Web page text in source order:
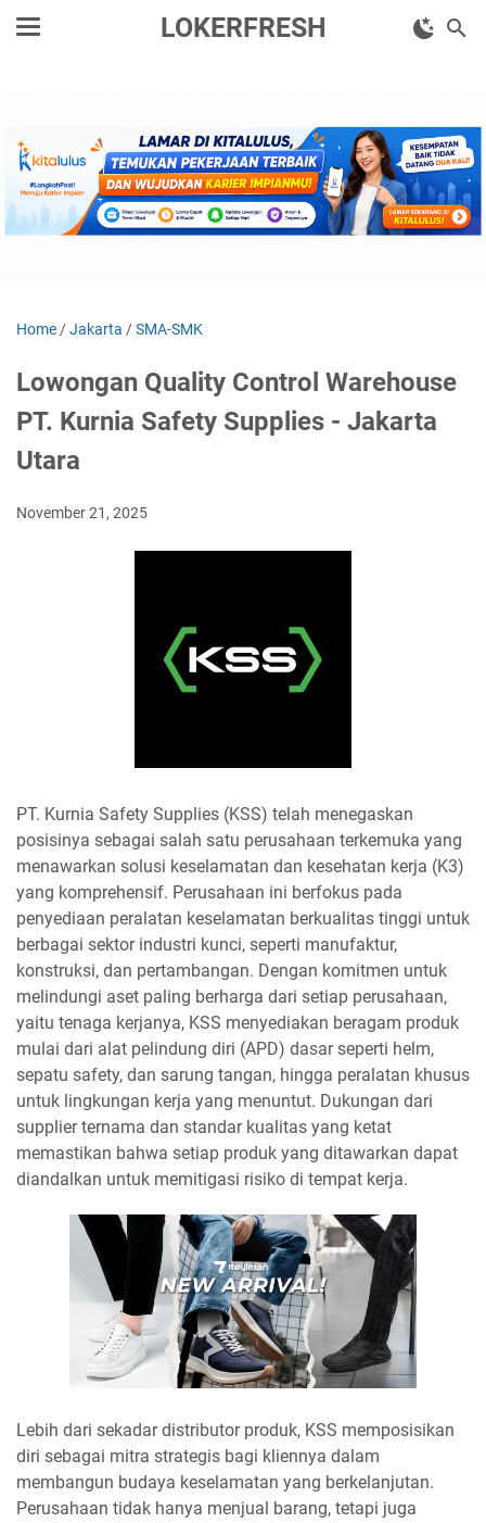
LOKERFRESH
Home /Jakarta /SMA-SMK
Lowongan Quality Control Warehouse
PT. Kurnia Safety Supplies - Jakarta
Utara
November 21, 2025
PT. Kurnia Safety Supplies (KSS) telah menegaskan
posisinya sebagai salah satu perusahaan terkemuka yang
menawarkan solusi keselamatan dan kesehatan kerja (K3)
yang komprehensif. Perusahaan ini berfokus pada
penyediaan peralatan keselamatan berkualitas tinggi untuk
berbagai sektor industri kunci, seperti manufaktur,
konstruksi, dan pertambangan. Dengan komitmen untuk
melindungi aset paling berharga dari setiap perusahaan,
yaitu tenaga kerjanya, KSS menyediakan beragam produk
mulai dari alat pelindung diri (APD) dasar seperti helm,
sepatu safety, dan sarung tangan, hingga peralatan khusus
untuk lingkungan kerja yang menuntut. Dukungan dari
supplier ternama dan standar kualitas yang ketat
memastikan bahwa setiap produk yang ditawarkan dapat
diandalkan untuk memitigasi risiko di tempat kerja.
Lebih dari sekadar distributor produk, KSS memposisikan
diri sebagai mitra strategis bagi kliennya dalam
membangun budaya keselamatan yang berkelanjutan.
Perusahaan tidak hanya menjual barang, tetapi juga